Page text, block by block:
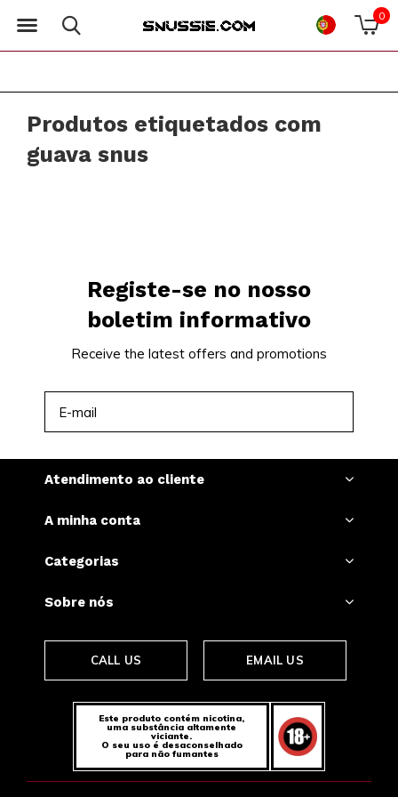
0
Produtos etiquetados com
guava snus
Registe-se no nosso
boletim informativo
Receive the latest offers and promotions
Atendimento ao cliente
A minha conta
Categorias
Sobre nós
CALL US EMAIL US
Este produto contém nicotina,
uma substância altamente
viciante.
O seu uso é desaconselhado
para não fumantes